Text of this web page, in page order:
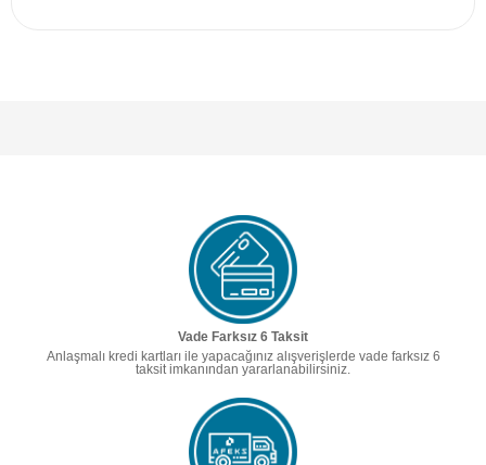
Vade Farksız 6 Taksit
Anlaşmalı kredi kartları ile yapacağınız alışverişlerde vade farksız 6
taksit imkanından yararlanabilirsiniz.